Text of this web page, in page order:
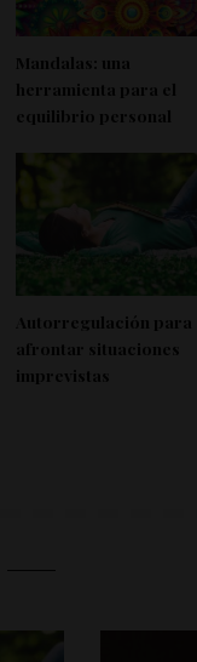
Mandalas: una
herramienta para el
equilibrio personal
Autorregulación para
afrontar situaciones
imprevistas